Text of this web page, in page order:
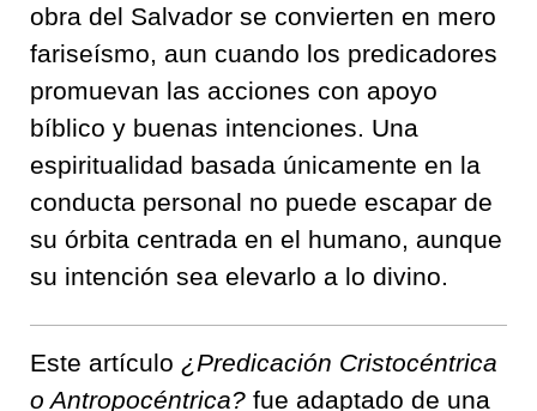
obra del Salvador se convierten en mero
fariseísmo, aun cuando los predicadores
promuevan las acciones con apoyo
bíblico y buenas intenciones. Una
espiritualidad basada únicamente en la
conducta personal no puede escapar de
su órbita centrada en el humano, aunque
su intención sea elevarlo a lo divino.
Este artículo ¿Predicación Cristocéntrica
o Antropocéntrica? fue adaptado de una